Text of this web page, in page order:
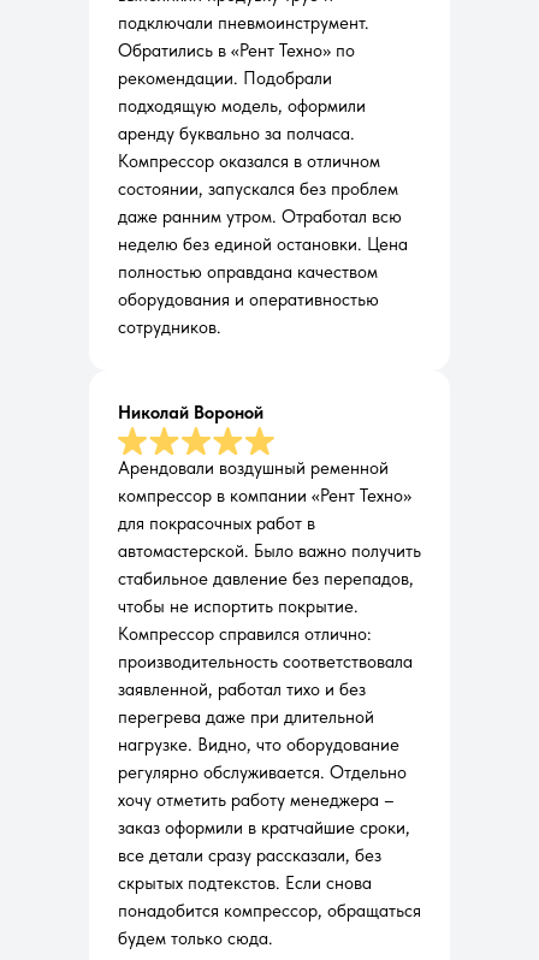
подключали пневмоинструмент.
Обратились в «Рент Техно» по
рекомендации. Подобрали
подходящую модель, оформили
аренду буквально за полчаса.
Компрессор оказался в отличном
состоянии, запускался без проблем
даже ранним утром. Отработал всю
неделю без единой остановки. Цена
полностью оправдана качеством
оборудования и оперативностью
сотрудников.
Николай Вороной
Арендовали воздушный ременной
компрессор в компании «Рент Техно»
для покрасочных работ в
автомастерской. Было важно получить
стабильное давление без перепадов,
чтобы не испортить покрытие.
Компрессор справился отлично:
производительность соответствовала
заявленной, работал тихо и без
перегрева даже при длительной
нагрузке. Видно, что оборудование
регулярно обслуживается. Отдельно
хочу отметить работу менеджера –
заказ оформили в кратчайшие сроки,
все детали сразу рассказали, без
скрытых подтекстов. Если снова
понадобится компрессор, обращаться
будем только сюда.